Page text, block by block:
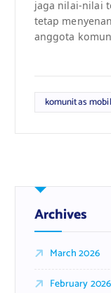
jaga nilai-nilai
tetap
anggota
komunitas
Archives
March 2026
February 2026